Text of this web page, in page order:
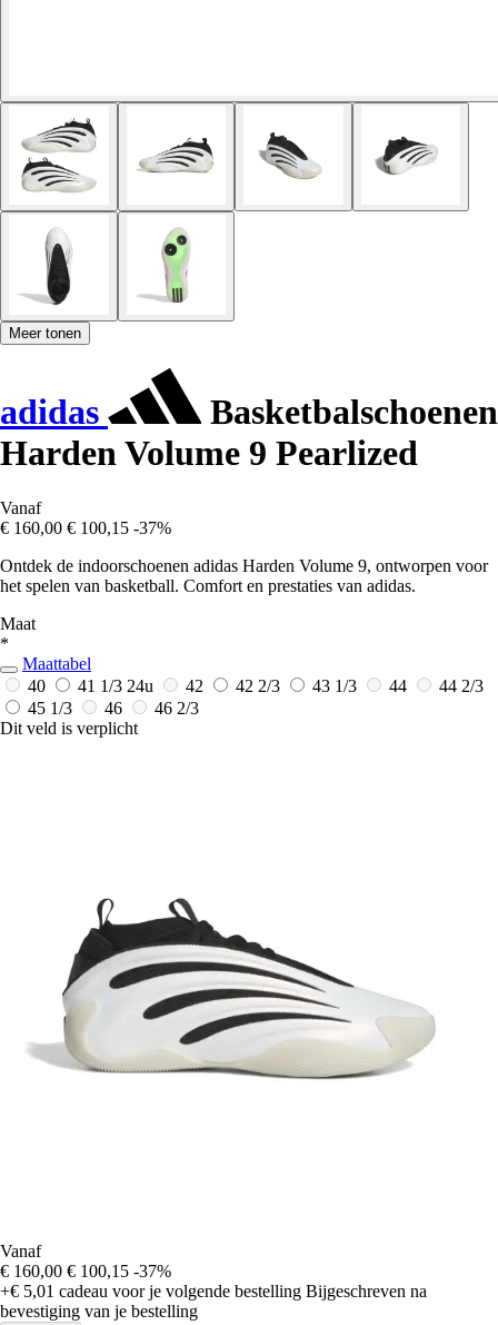
Meer tonen
adidas
Basketbalschoenen
Harden Volume 9 Pearlized
Vanaf
€ 160,00 € 100,15 -37%
Ontdek de indoorschoenen adidas Harden Volume 9, ontworpen voor
het spelen van basketball. Comfort en prestaties van adidas.
Maat
*
Maattabel
40
41 1/3 24u 42 42 2/3 43 1/3 44
44 2/3
45 1/3
46
46 2/3
Dit veld is verplicht
Vanaf
€ 160,00 € 100,15 -37%
+€ 5,01 cadeau voor je volgende bestelling Bijgeschreven na
bevestiging van je bestelling